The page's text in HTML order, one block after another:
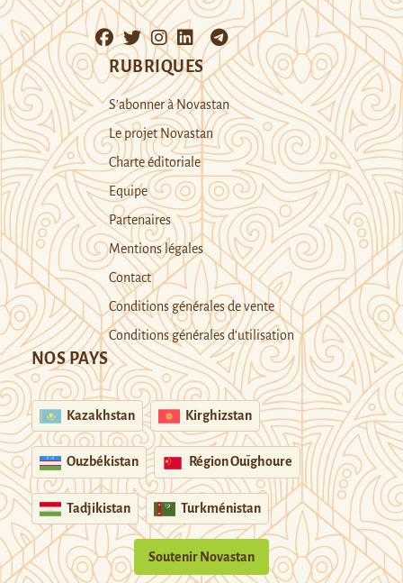
RUBRIQUES
S’abonner à Novastan
Le projet Novastan
Charte éditoriale
Equipe
Partenaires
Mentions légales
Contact
Conditions générales de vente
Conditions générales d’utilisation
NOS PAYS
Kazakhstan Kirghizstan
Ouzbékistan Région Ouïghoure
Tadjikistan Turkménistan
Soutenir Novastan